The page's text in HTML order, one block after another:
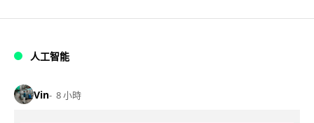
人工智能
Vin 8 小時